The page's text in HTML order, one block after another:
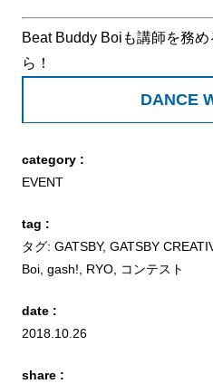
Beat Buddy Boiも講師を務
ら！
DANCE
category :
EVENT
tag :
タグ: GATSBY, GATSBY
Boi, gash!, RYO, コンテスト
date :
2018.10.26
share :